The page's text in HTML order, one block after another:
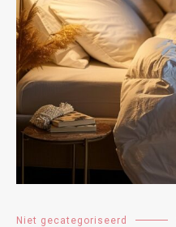
Niet gecategoriseerd